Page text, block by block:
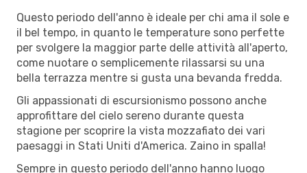
Questo periodo dell'anno è ideale per chi ama il sole e
il bel tempo, in quanto le temperature sono perfette
per svolgere la maggior parte delle attività all'aperto,
come nuotare o semplicemente rilassarsi su una
bella terrazza mentre si gusta una bevanda fredda.
Gli appassionati di escursionismo possono anche
approfittare del cielo sereno durante questa
stagione per scoprire la vista mozzafiato dei vari
paesaggi in Stati Uniti d'America. Zaino in spalla!
Sempre in questo periodo dell'anno hanno luogo